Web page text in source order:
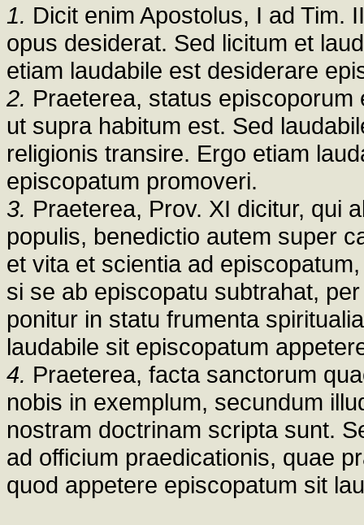
1. Dicit enim Apostolus, I ad Tim.
opus desiderat. Sed licitum et
etiam laudabile est desiderare
2. Praeterea, status
ut supra habitum est. Sed
religionis transire. Ergo etiam
episcopatum promoveri.
3. Praeterea, Prov. XI dicitur, qui
populis, benedictio autem super
et vita et scientia ad
si se ab episcopatu subtrahat,
ponitur in statu frumenta
laudabile sit episcopatum
4. Praeterea, facta sanctorum
nobis in exemplum, secundum
nostram doctrinam scripta sunt.
ad officium praedicationis, quae
quod appetere episcopatum sit